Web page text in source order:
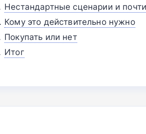
Нестандартные сценарии и
Кому это действительно нужно
Покупать или нет
Итог